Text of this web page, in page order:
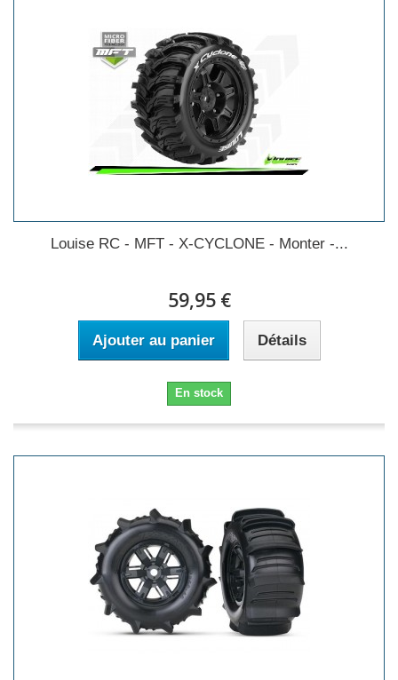
Louise RC - MFT - X-CYCLONE - Monter -...
59,95 €
Ajouter au panier Détails
En stock